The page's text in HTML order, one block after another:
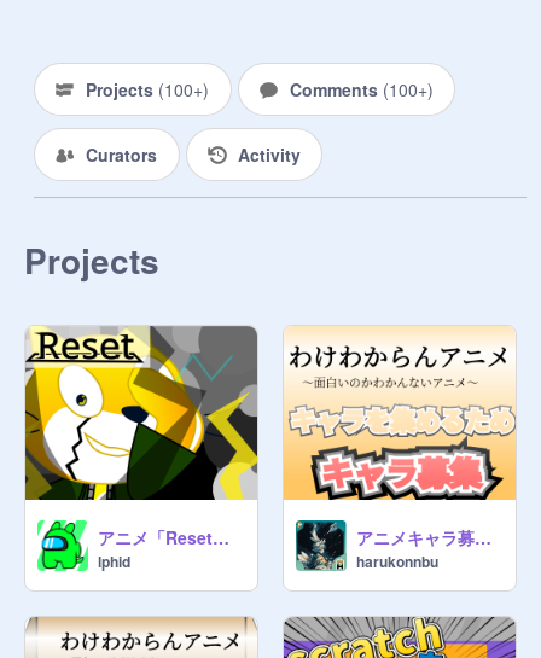
がコメントするけどたまに僕が気づ
かない可能性があるから見つけたら
入れてあげてね！そして、その人に
「OK！」と返信しておいてね〜
ご協力お願いします！
Projects (100+) Comments (100+)
Curators Activity
Projects
アニメ「Reset」予告サムネイル1
lphid
アニメキャラ募集！
harukonnbu